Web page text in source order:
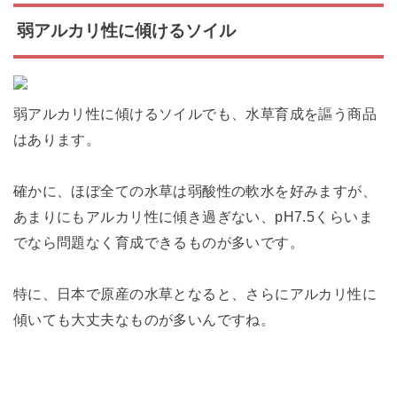
弱アルカリ性に傾けるソイル
弱アルカリ性に傾けるソイルでも、水草育成を謳う商品
はあります。
確かに、ほぼ全ての水草は弱酸性の軟水を好みますが、
あまりにもアルカリ性に傾き過ぎない、pH7.5くらいま
でなら問題なく育成できるものが多いです。
特に、日本で原産の水草となると、さらにアルカリ性に
傾いても大丈夫なものが多いんですね。